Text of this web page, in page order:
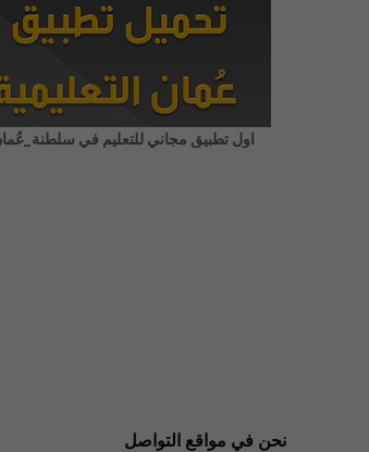
اول تطبيق مجاني للتعليم في
نحن في مواقع التواصل